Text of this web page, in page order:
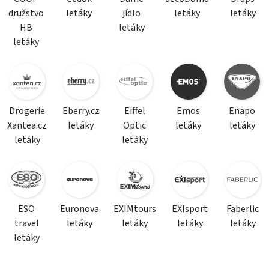
družstvo
HB
letáky
letáky
jídlo
letáky
letáky
letáky
Drogerie
Xantea.cz
letáky
Eberry.cz
letáky
Eiffel
Optic
letáky
Emos
letáky
Enapo
letáky
ESO
travel
letáky
Euronova
letáky
EXIMtours
letáky
EXIsport
letáky
Faberlic
letáky